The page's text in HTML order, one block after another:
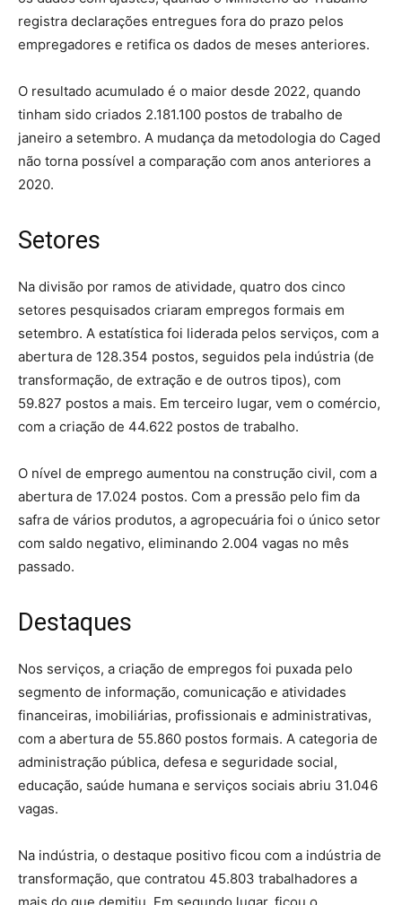
registra declarações entregues fora do prazo pelos
empregadores e retifica os dados de meses anteriores.
O resultado acumulado é o maior desde 2022, quando
tinham sido criados 2.181.100 postos de trabalho de
janeiro a setembro. A mudança da metodologia do Caged
não torna possível a comparação com anos anteriores a
2020.
Setores
Na divisão por ramos de atividade, quatro dos cinco
setores pesquisados criaram empregos formais em
setembro. A estatística foi liderada pelos serviços, com a
abertura de 128.354 postos, seguidos pela indústria (de
transformação, de extração e de outros tipos), com
59.827 postos a mais. Em terceiro lugar, vem o comércio,
com a criação de 44.622 postos de trabalho.
O nível de emprego aumentou na construção civil, com a
abertura de 17.024 postos. Com a pressão pelo fim da
safra de vários produtos, a agropecuária foi o único setor
com saldo negativo, eliminando 2.004 vagas no mês
passado.
Destaques
Nos serviços, a criação de empregos foi puxada pelo
segmento de informação, comunicação e atividades
financeiras, imobiliárias, profissionais e administrativas,
com a abertura de 55.860 postos formais. A categoria de
administração pública, defesa e seguridade social,
educação, saúde humana e serviços sociais abriu 31.046
vagas.
Na indústria, o destaque positivo ficou com a indústria de
transformação, que contratou 45.803 trabalhadores a